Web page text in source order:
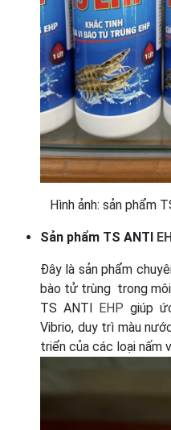
Hình ảnh: sản phẩm
Sản phẩm TS ANTI
Đây là sản phẩm
bào tử trùng trong
TS ANTI EHP giúp
Vibrio, duy trì màu
triển của các loại